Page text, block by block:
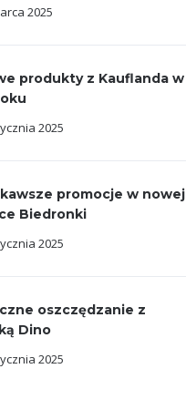
2025
produkty z Kauflanda w
2025
promocje w nowej
Biedronki
2025
oszczędzanie z
Dino
2025